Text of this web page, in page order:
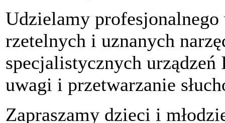
Udzielamy profesjonalnego
rzetelnych i uznanych
specjalistycznych
uwagi i przetwarzanie
Zapraszamy dzieci i